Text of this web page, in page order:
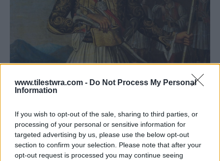
www.tilestwra.com - Do Not Process My Personal
Information
If you wish to opt-out of the sale, sharing to third parties, or
processing of your personal or sensitive information for
targeted advertising by us, please use the below opt-out
section to confirm your selection. Please note that after your
opt-out request is processed you may continue seeing